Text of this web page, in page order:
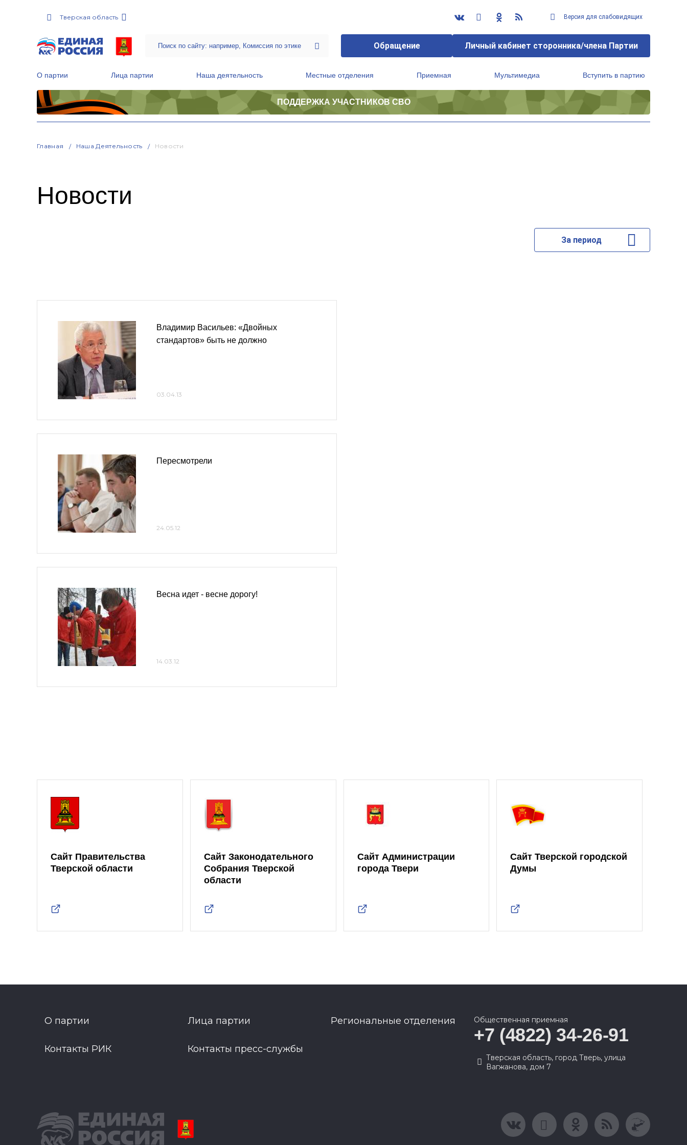
Тверская область Версия для слабовидящих
Обращение Личный кабинет сторонника/члена Партии
О партии Лица партии Наша деятельность Местные отделения Приемная Мультимедиа Вступить в партию
ПОДДЕРЖКА УЧАСТНИКОВ СВО
Главная Наша Деятельность Новости
Новости
За период
Владимир Васильев: «Двойных
стандартов» быть не должно
03.04.13
Пересмотрели
24.05.12
Весна идет - весне дорогу!
14.03.12
Сайт Правительства
Тверской области
Сайт Законодательного
Собрания Тверской
области
Сайт Администрации
города Твери
Сайт Тверской городской
Думы
О партии Лица партии Региональные отделения
Контакты РИК Контакты пресс-службы
Общественная приемная
+7 (4822) 34-26-91
Тверская область, город Тверь, улица
Вагжанова, дом 7